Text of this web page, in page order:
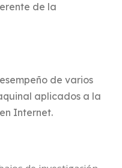
de la
de varios
aplicados a la
Internet.